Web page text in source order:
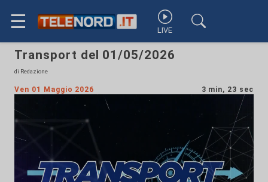
☰ LIVE
Transport del 01/05/2026
di Redazione
Ven 01 Maggio 2026 3 min, 23 sec